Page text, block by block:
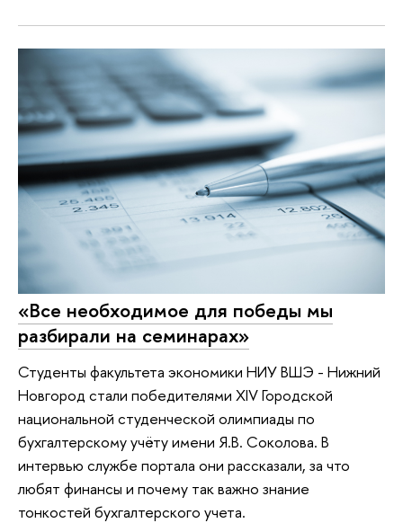
«Все необходимое для победы мы
разбирали на семинарах»
Студенты факультета экономики НИУ ВШЭ - Нижний
Новгород стали победителями XIV Городской
национальной студенческой олимпиады по
бухгалтерскому учёту имени Я.В. Соколова. В
интервью службе портала они рассказали, за что
любят финансы и почему так важно знание
тонкостей бухгалтерского учета.